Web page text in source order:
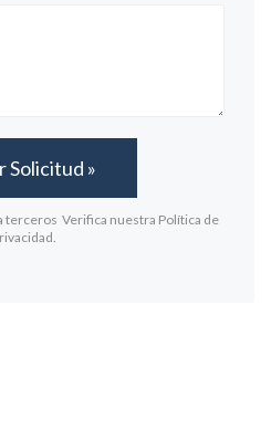
terceros Verifica nuestra Política de